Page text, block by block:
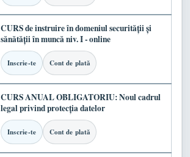
CURS de instruire în domeniul securității și
sănătății în muncă niv. I - online
Inscrie-te Cont de plată
CURS ANUAL OBLIGATORIU: Noul cadrul
legal privind protecția datelor
Inscrie-te Cont de plată